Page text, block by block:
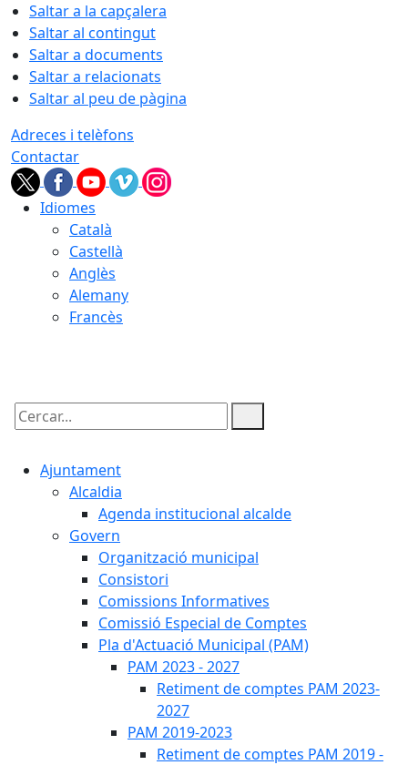
Saltar a la capçalera
Saltar al contingut
Saltar a documents
Saltar a relacionats
Saltar al peu de pàgina
Adreces i telèfons
Contactar
Idiomes
Català
Castellà
Anglès
Alemany
Francès
Cercar:
Ajuntament
Alcaldia
Agenda institucional alcalde
Govern
Organització municipal
Consistori
Comissions Informatives
Comissió Especial de Comptes
Pla d'Actuació Municipal (PAM)
PAM 2023 - 2027
Retiment de comptes PAM 2023-
2027
PAM 2019-2023
Retiment de comptes PAM 2019 -